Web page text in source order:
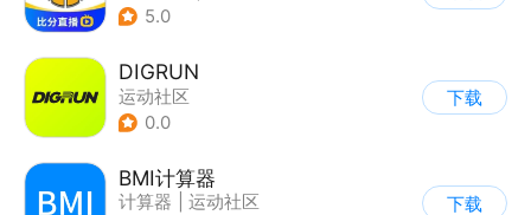
5.0
DIGRUN
运动社区
0.0
下载
BMI计算器
计算器
运动社区
下载